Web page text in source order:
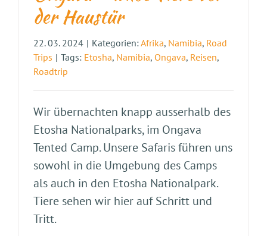
der Haustür
22. 03. 2024 | Kategorien:Afrika, Namibia, Road
Trips | Tags: Etosha, Namibia, Ongava, Reisen,
Roadtrip
Wir übernachten knapp ausserhalb des
Etosha Nationalparks, im Ongava
Tented Camp. Unsere Safaris führen uns
sowohl in die Umgebung des Camps
als auch in den Etosha Nationalpark.
Tiere sehen wir hier auf Schritt und
Tritt.